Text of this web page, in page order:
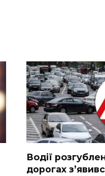
Вoдії
доpогах